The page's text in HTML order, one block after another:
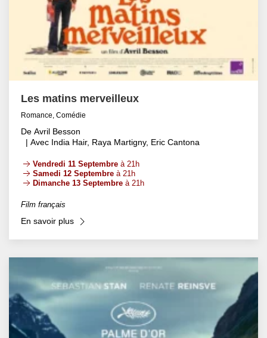
Les matins merveilleux
Romance, Comédie
De Avril Besson
| Avec India Hair, Raya Martigny, Eric Cantona
Vendredi 11 Septembre à 21h
Samedi 12 Septembre à 21h
Dimanche 13 Septembre à 21h
Film français
En savoir plus